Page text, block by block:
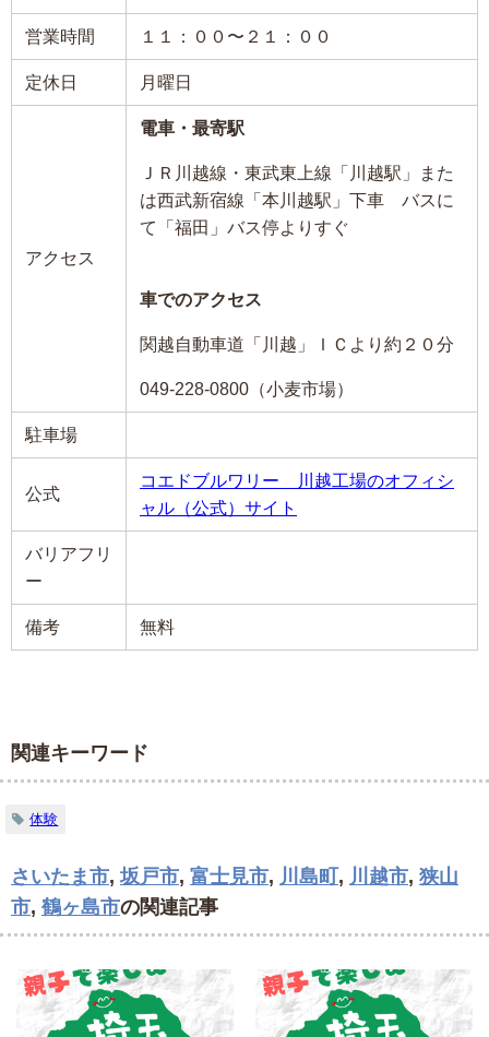
営業時間 １１：００〜２１：００
定休日 月曜日
アクセス
電車・最寄駅
ＪＲ川越線・東武東上線「川越駅」また
は西武新宿線「本川越駅」下車 バスに
て「福田」バス停よりすぐ
車でのアクセス
関越自動車道「川越」ＩＣより約２０分
049-228-0800（小麦市場）
駐車場
公式
コエドブルワリー 川越工場のオフィシ
ャル（公式）サイト
バリアフリ
ー
備考 無料
関連キーワード
体験
さいたま市,坂戸市, 富士見市, 川島町 , 川越市, 狭山
市, 鶴ヶ島市の関連記事